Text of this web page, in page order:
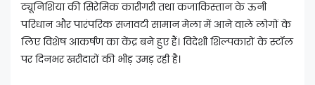
ट्यूनिशिया की सिरेमिक कारीगरी तथा कजाकिस्तान के ऊनी
परिधान और पारंपरिक सजावटी सामान मेला में आने वाले लोगों के
लिए विशेष आकर्षण का केंद्र बने हुए हैं। विदेशी शिल्पकारों के स्टॉल
पर दिनभर खरीदारों की भीड़ उमड़ रही है।